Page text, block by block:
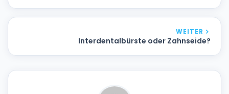
WEITER
Interdentalbürste oder Zahnseide?